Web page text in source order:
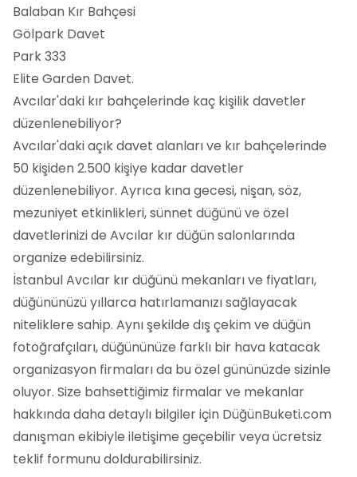
Balaban Kır Bahçesi
Gölpark Davet
Park 333
Elite Garden Davet.
Avcılar'daki kır bahçelerinde kaç kişilik davetler
düzenlenebiliyor?
Avcılar'daki açık davet alanları ve kır bahçelerinde
50 kişiden 2.500 kişiye kadar davetler
düzenlenebiliyor. Ayrıca kına gecesi, nişan, söz,
mezuniyet etkinlikleri, sünnet düğünü ve özel
davetlerinizi de Avcılar kır düğün salonlarında
organize edebilirsiniz.
İstanbul Avcılar kır düğünü mekanları ve fiyatları,
düğününüzü yıllarca hatırlamanızı sağlayacak
niteliklere sahip. Aynı şekilde dış çekim ve düğün
fotoğrafçıları, düğününüze farklı bir hava katacak
organizasyon firmaları da bu özel gününüzde sizinle
oluyor. Size bahsettiğimiz firmalar ve mekanlar
hakkında daha detaylı bilgiler için DüğünBuketi.com
danışman ekibiyle iletişime geçebilir veya ücretsiz
teklif formunu doldurabilirsiniz.